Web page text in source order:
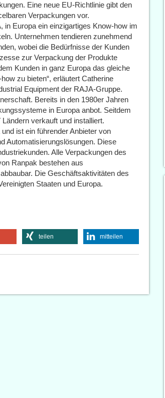
Eine neue EU-Richtlinie gibt den
Verpackungen vor.
in Europa ein einzigartiges Know-how im
Unternehmen tendieren zunehmend
wobei die Bedürfnisse der Kunden
zur Verpackung der Produkte
Kunden in ganz Europa das gleiche
zu bieten“, erläutert Catherine
Equipment der RAJA-Gruppe.
Bereits in den 1980er Jahren
in Europa anbot. Seitdem
verkauft und installiert.
ist ein führender Anbieter von
Automatisierungslösungen. Diese
Alle Verpackungen des
Ranpak bestehen aus
Die Geschäftsaktivitäten des
Staaten und Europa.
teilen mitteilen